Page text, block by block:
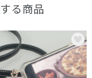
る商品